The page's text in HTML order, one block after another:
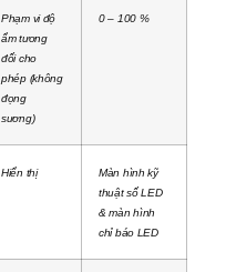
Phạm vi độ
ẩm tương
đối cho
phép (không
đọng
sương)
0 – 100 %
Hiển thị
Màn hình kỹ
thuật số LED
& màn hình
chỉ báo LED